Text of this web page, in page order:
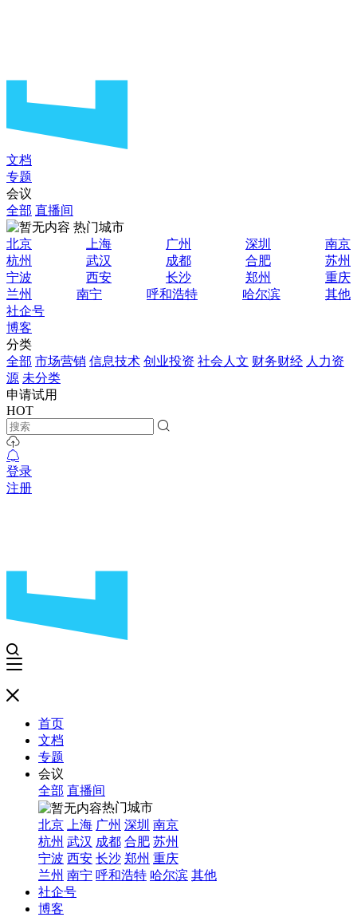
文档
专题
会议
全部 直播间
热门城市
北京
上海 广州 深圳
南京
杭州
武汉 成都 合肥
苏州
宁波
西安 长沙 郑州
重庆
兰州
南宁 呼和浩特 哈尔滨
其他
社企号
博客
分类
全部 市场营销 信息技术 创业投资 社会人文 财务财经 人力资
源 未分类
申请试用
HOT
登录
注册
首页
文档
专题
会议
全部 直播间
热门城市
北京
上海 广州 深圳 南京
杭州 武汉 成都 合肥 苏州
宁波 西安 长沙 郑州 重庆
兰州 南宁 呼和浩特 哈尔滨 其他
社企号
博客